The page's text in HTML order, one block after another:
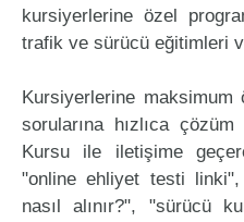
kursiyerlerine özel
trafik ve sürücü eğitimleri
Kursiyerlerine
sorularına hızlıca
Kursu ile iletişime
"online ehliyet testi
nasıl alınır?", "sürücü